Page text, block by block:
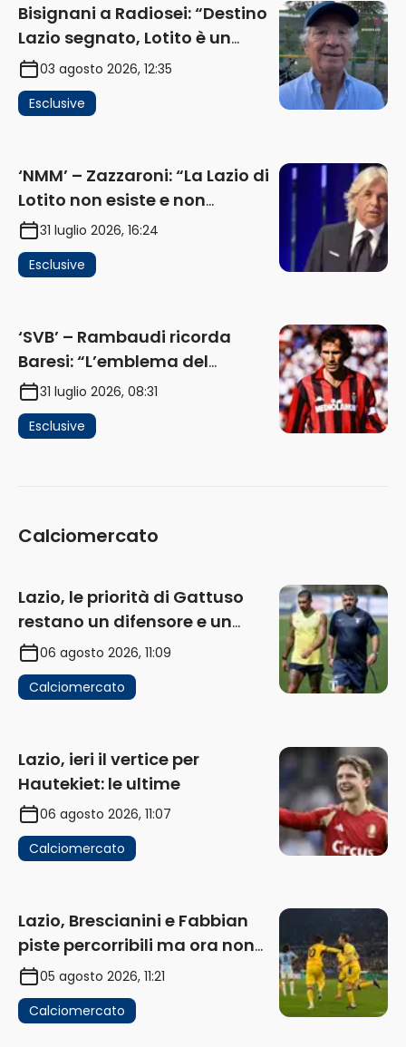
Bisignani a Radiosei: “Destino
Lazio segnato, Lotito è un
problema, la chiave sono
Flaminio e politica. La protesta
e gli interessi dei fondi”
03 agosto 2026, 12:35
Esclusive
‘NMM’ – Zazzaroni: “La Lazio di
Lotito non esiste e non
funziona più. E’ ora di lasciare,
ma lui non ascolta. Pignataro?
Ho verificato…” (AUDIO)
31 luglio 2026, 16:24
Esclusive
‘SVB’ – Rambaudi ricorda
Baresi: “L’emblema del
difensore moderno completo.
Lui è il Milan” (AUDIO)
31 luglio 2026, 08:31
Esclusive
Calciomercato
Lazio, le priorità di Gattuso
restano un difensore e un
centravanti: proposto Esposito
06 agosto 2026, 11:09
Calciomercato
Lazio, ieri il vertice per
Hautekiet: le ultime
06 agosto 2026, 11:07
Calciomercato
Lazio, Brescianini e Fabbian
piste percorribili ma ora non
sono la priorità
05 agosto 2026, 11:21
Calciomercato